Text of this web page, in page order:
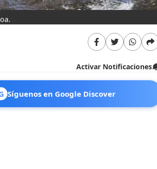
Activar Notificaciones
Síguenos en Google Discover